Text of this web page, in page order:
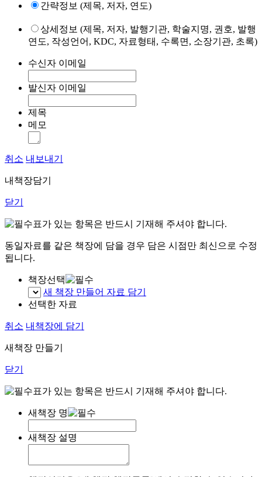
간략정보 (제목, 저자, 연도)
상세정보 (제목, 저자, 발행기관, 학술지명, 권호, 발행
연도, 작성언어, KDC, 자료형태, 수록면, 소장기관, 초록)
수신자 이메일
발신자 이메일
제목
메모
취소 내보내기
내책장담기
닫기
표가 있는 항목은 반드시 기재해 주셔야 합니다.
동일자료를 같은 책장에 담을 경우 담은 시점만 최신으로 수정
됩니다.
책장선택
새 책장 만들어 자료 담기
선택한 자료
취소 내책장에 담기
새책장 만들기
닫기
표가 있는 항목은 반드시 기재해 주셔야 합니다.
새책장 명
새책장 설명